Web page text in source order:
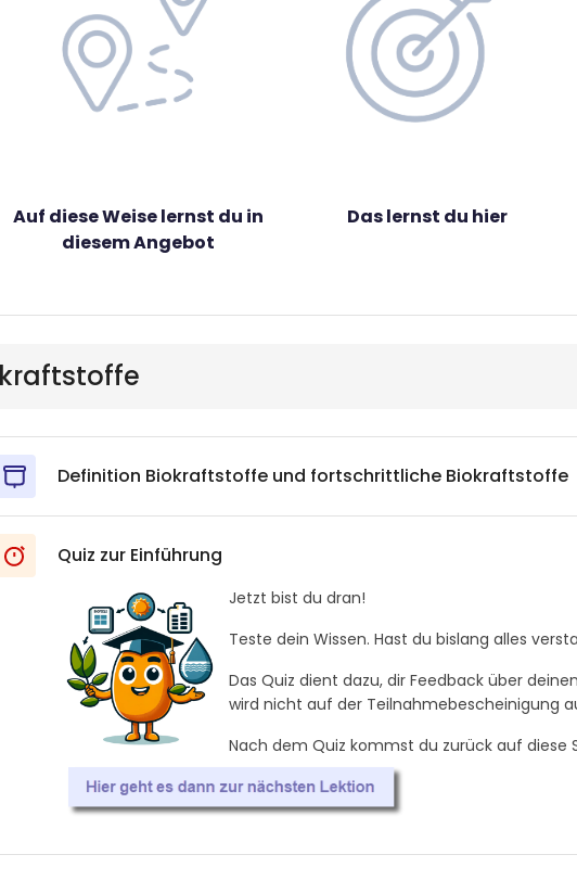
Auf diese Weise lernst du in
diesem Angebot
Das lernst du hier
Definition Biokraftstoffe und fortschrittliche Biokraftstoffe
Quiz zur Einführung
Jetzt bist du dran!
Teste dein Wissen. Hast du bislang alles
Das Quiz dient dazu, dir Feedback über
wird nicht auf der Teilnahmebescheinigung
Nach dem Quiz kommst du zurück auf diese